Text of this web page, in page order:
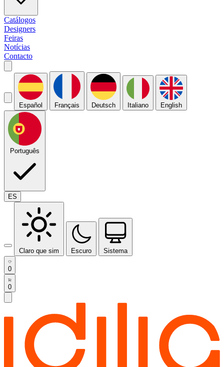
Catálogos
Designers
Feiras
Notícias
Contacto
Español Français Deutsch Italiano English
Português
ES
Claro que sim Escuro Sistema
0
0